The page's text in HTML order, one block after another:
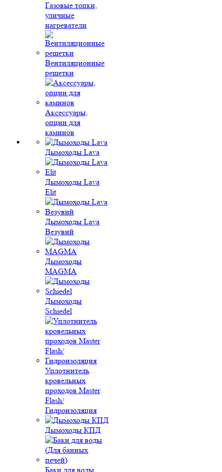
Газовые топки,
уличные
нагреватели
Вентиляционные
решетки
Аксессуары,
опции для
каминов
Дымоходы Lava
Дымоходы Lava
Elit
Дымоходы Lava
Везувий
Дымоходы
MAGMA
Дымоходы
Schiedel
Уплотнитель
кровельных
проходов Master
Flash/
Гидроизоляция
Дымоходы КПД
Баки для воды